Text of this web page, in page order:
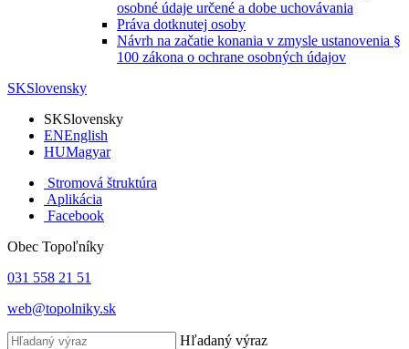
osobné údaje určené a dobe uchovávania
Práva dotknutej osoby
Návrh na začatie konania v zmysle ustanovenia §
100 zákona o ochrane osobných údajov
SKSlovensky
SKSlovensky
ENEnglish
HUMagyar
Stromová štruktúra
Aplikácia
Facebook
Obec Topoľníky
031 558 21 51
web@topolniky.sk
Hľadaný výraz